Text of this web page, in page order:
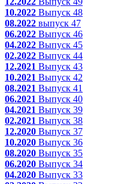
10.2022 Выпуск 48
08.2022 выпуск 47
06.2022 Выпуск 46
04.2022 Выпуск 45
02.2022 Выпуск 44
12.2021 Выпуск 43
10.2021 Выпуск 42
08.2021 Выпуск 41
06.2021 Выпуск 40
04.2021 Выпуск 39
02.2021 Выпуск 38
12.2020 Выпуск 37
10.2020 Выпуск 36
08.2020 Выпуск 35
06.2020 Выпуск 34
04.2020 Выпуск 33